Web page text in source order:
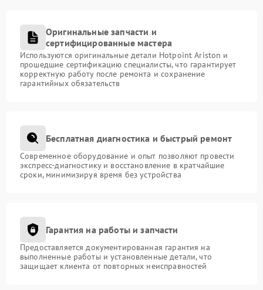
Оригинальные запчасти и
сертифицированные мастера
Используются оригинальные детали Hotpoint Ariston и
прошедшие сертификацию специалисты, что гарантирует
корректную работу после ремонта и сохранение
гарантийных обязательств
Бесплатная диагностика и быстрый ремонт
Современное оборудование и опыт позволяют провести
экспресс-диагностику и восстановление в кратчайшие
сроки, минимизируя время без устройства
Гарантия на работы и запчасти
Предоставляется документированная гарантия на
выполненные работы и установленные детали, что
защищает клиента от повторных неисправностей